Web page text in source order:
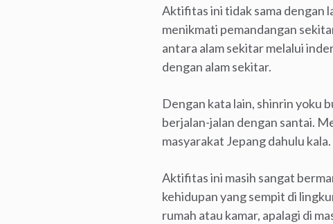
Aktifitas ini tidak sama dengan
menikmati pemandangan
antara alam sekitar melalui
dengan alam sekitar.
Dengan kata lain, shinrin yoku
berjalan-jalan dengan santai.
masyarakat Jepang dahulu kala.
Aktifitas ini masih sangat
kehidupan yang sempit di
rumah atau kamar, apalagi di